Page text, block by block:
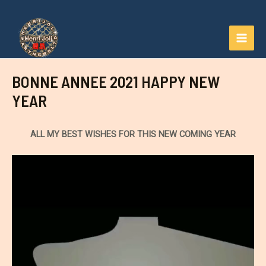
contenu
BONNE ANNEE 2021 HAPPY NEW
YEAR
ALL MY BEST WISHES FOR THIS NEW COMING YEAR